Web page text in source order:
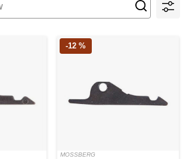
-12 %
MOSSBERG